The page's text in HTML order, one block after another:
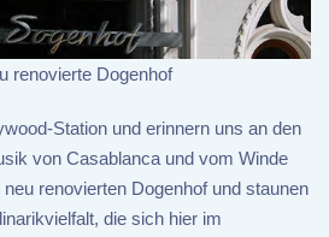
renovierte Dogenhof
Station und erinnern uns an den
von Casablanca und vom Winde
renovierten Dogenhof und staunen
die sich hier im